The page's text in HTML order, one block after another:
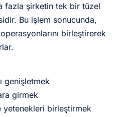
fazla şirketin tek bir tüzel
Bu işlem sonucunda,
birleştirerek
genişletmek
girmek
yetenekleri birleştirmek